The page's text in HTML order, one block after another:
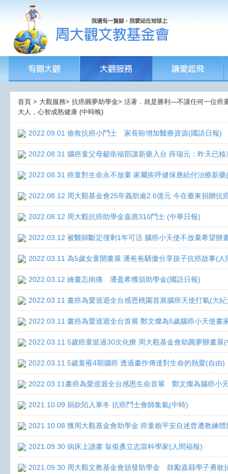
首頁 > 大觀服務> 抗癌圓夢助學金> 活著．就是勝利—不讓任何一位癌
大人，心智成熟健康 (中時晚)
2022.09.01 搶救抗癌小鬥士 家長盼增加醫療資源(國語日報)
2022.08.31 腦癌童父母籲衛福部讓新藥入台 薛瑞元：昨天已
2022.08.31 癌童對生命永不放棄 家屬疾呼健保應給付治療新藥
2022.08.12 周大觀基金會25年義助逾2.6億元 今在臺東捐贈抗
2022.08.12 周大觀抗癌助學金嘉惠310鬥士 (中華日報)
2022.03.12 被醫師斷定僅剩1年可活 腦癌小天使不放棄希望辦
2022.03.11 為5歲女童開畫展 潘爸爸驕傲分享孩子抗癌故事(人
2022.03.12 繪畫忘病痛 潘盈希獲頒助學金(國語日報)
2022.03.11 畫癌為愛巡迴全台感恩桃園首展腦癌天使打氣(大紀
2022.03.11 畫癌為愛巡迴全台首展 鄭文燦為5歲腦癌小天使畫
2022.03.11 5歲癌童挺過30次化療 周大觀基金會助圓夢辦畫展
2022.03.11 5歲童罹4期腦癌 透過畫作傳達對生命的熱愛(自由)
2022.03.11畫癌為愛巡迴全台感恩生命首展 鄭文燦為腦癌小
2021.10.09 捐款陷入寒冬 抗癌鬥士會師集氣(中時)
2021.10.08 獲周大觀基金會助學金 癌童賴平安自述曾遭教練體
2021.09.30 病床上讀書 翁俊彥立志當科學家(人間福報)
2021.09.30 周大觀文教基金會頒發助學金 鼓勵嘉縣學子勇敢